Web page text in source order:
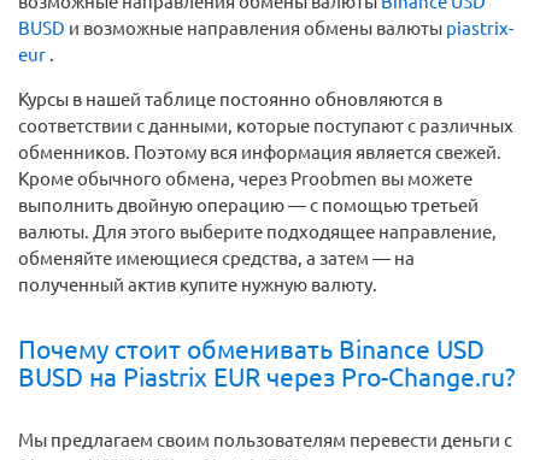
BUSD и возможные направления обмены валюты piastrix-
eur .
Курсы в нашей таблице постоянно обновляются в
соответствии с данными, которые поступают с различных
обменников. Поэтому вся информация является свежей.
Кроме обычного обмена, через Proobmen вы можете
выполнить двойную операцию — с помощью третьей
валюты. Для этого выберите подходящее направление,
обменяйте имеющиеся средства, а затем — на
полученный актив купите нужную валюту.
Почему стоит обменивать Binance USD
BUSD на Piastrix EUR через Pro-Change.ru?
Мы предлагаем своим пользователям перевести деньги c